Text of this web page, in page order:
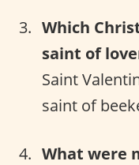
Which
saint of
Saint
saint of
What were